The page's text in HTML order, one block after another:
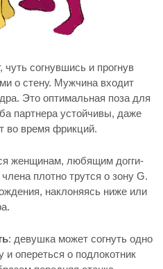
чуть согнувшись и прогнув
о стену. Мужчина входит
Это оптимальная поза для
партнера устойчивы, даже
во время фрикций.
женщинам, любящим догги-
плотно трутся о зону G.
наклоняясь ниже или
: девушка может согнуть одно
и опереться о подлокотник